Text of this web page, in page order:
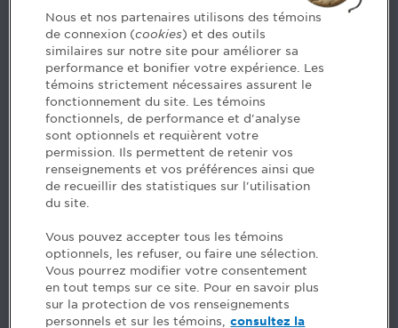
Nous joindre
5, Place Ville Marie, bureau 800, Montréal (Québec)
H3B 2G2
www.cpaquebec.ca
Des questions? Faites appel à notre équipe >
Envie de mettre de l’Ordre dans votre carrière? Voyez
les postes disponibles >
Facebook - Devenir CPA
Instagram
LinkedIn - CPA
LinkedIn - 20 minutes CPA
LinkedIn - Emploi CPA
Nous et nos partenaires utilisons des témoins
de connexion (cookies) et des outils
similaires sur notre site pour améliorer sa
performance et bonifier votre expérience. Les
témoins strictement nécessaires assurent le
fonctionnement du site. Les témoins
fonctionnels, de performance et d'analyse
sont optionnels et requièrent votre
permission. Ils permettent de retenir vos
renseignements et vos préférences ainsi que
de recueillir des statistiques sur l'utilisation
du site.
Vous pouvez accepter tous les témoins
optionnels, les refuser, ou faire une sélection.
Vous pourrez modifier votre consentement
en tout temps sur ce site. Pour en savoir plus
sur la protection de vos renseignements
personnels et sur les témoins, consultez la